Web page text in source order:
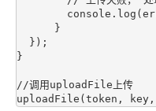
}
//调用uploadFile上传